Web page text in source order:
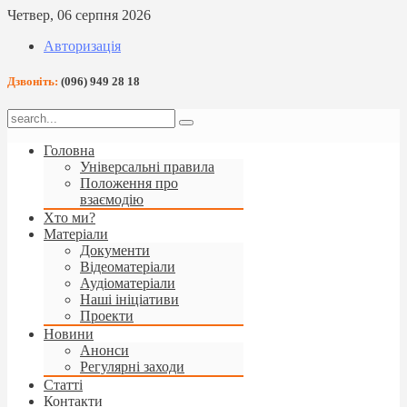
Четвер, 06 серпня 2026
Авторизація
Дзвоніть: (096) 949 28 18
Головна
Універсальні правила
Положення про
взаємодію
Хто ми?
Матеріали
Документи
Відеоматеріали
Аудіоматеріали
Наші ініціативи
Проекти
Новини
Анонси
Регулярні заходи
Статті
Контакти